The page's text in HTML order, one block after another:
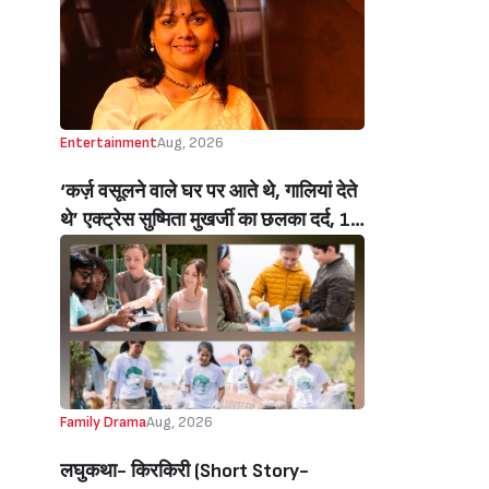
EntertainmentAug, 2026
‘कर्ज़ वसूलने वाले घर पर आते थे, गालियां देते
थे’ एक्ट्रेस सुष्मिता मुखर्जी का छलका दर्द, 1
करोड़ का कर्ज उतारने के लिए करनी पड़ी थी
C ग्रेड फिल्में, बोलीं- ‘मैंने अपनी आत्मा बेच दी
थी’ (‘I Sold My Soul’ Actress
Sushmita Mukherjee Recalls Doing
C-Grade Films To Pay Loan)
Family DramaAug, 2026
लघुकथा- किरकिरी (Short Story-